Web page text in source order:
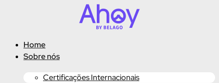
conteúdoHome
Sobre nós
Certificações Internacionais